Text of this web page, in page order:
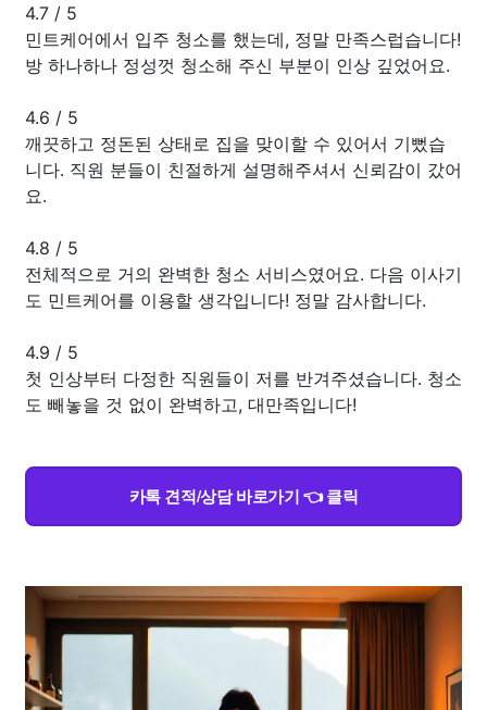
4.7 / 5
민트케어에서 입주 청소를 했는데, 정말 만족스럽습니다!
방 하나하나 정성껏 청소해 주신 부분이 인상 깊었어요.
4.6 / 5
깨끗하고 정돈된 상태로 집을 맞이할 수 있어서 기뻤습
니다. 직원 분들이 친절하게 설명해주셔서 신뢰감이 갔어
요.
4.8 / 5
전체적으로 거의 완벽한 청소 서비스였어요. 다음 이사기
도 민트케어를 이용할 생각입니다! 정말 감사합니다.
4.9 / 5
첫 인상부터 다정한 직원들이 저를 반겨주셨습니다. 청소
도 빼놓을 것 없이 완벽하고, 대만족입니다!
카톡 견적/상담 바로가기 👈 클릭